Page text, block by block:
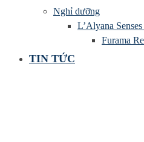
Nghỉ dưỡng
L’Alyana
Furama
TIN TỨC